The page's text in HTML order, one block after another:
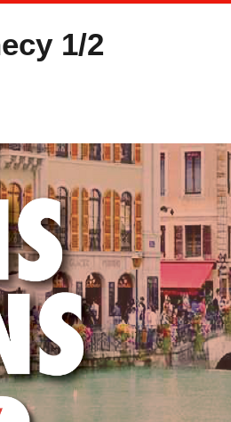
1/2